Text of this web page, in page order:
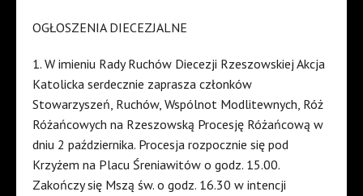
OGŁOSZENIA DIECEZJALNE
1. W imieniu Rady Ruchów Diecezji Rzeszowskiej Akcja
Katolicka serdecznie zaprasza członków
Stowarzyszeń, Ruchów, Wspólnot Modlitewnych, Róż
Różańcowych na Rzeszowską Procesję Różańcową w
dniu 2 października. Procesja rozpocznie się pod
Krzyżem na Placu Śreniawitów o godz. 15.00.
Zakończy się Mszą św. o godz. 16.30 w intencji